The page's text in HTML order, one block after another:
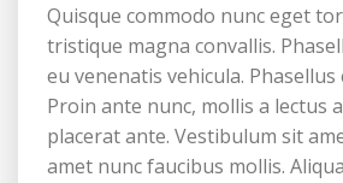
Quisque commodo nunc eget
tristique magna convallis.
eu venenatis vehicula.
Proin ante nunc, mollis a lectus
placerat ante. Vestibulum sit
amet nunc faucibus mollis.